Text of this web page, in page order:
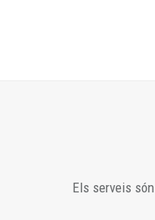
Els serveis